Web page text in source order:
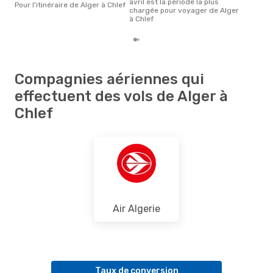
Pour l'itinéraire de Alger à Chlef avril est la période la plus
chargée pour voyager de Alger
à Chlef
Compagnies aériennes qui
effectuent des vols de Alger à
Chlef
Air Algerie
Taux de conversion